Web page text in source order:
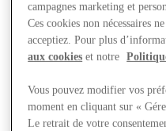
campagnes marketing et
Ces cookies non nécessaires
acceptiez. Pour plus
aux cookies et notre
Vous pouvez modifier vos
moment en cliquant sur «
Le retrait de votre